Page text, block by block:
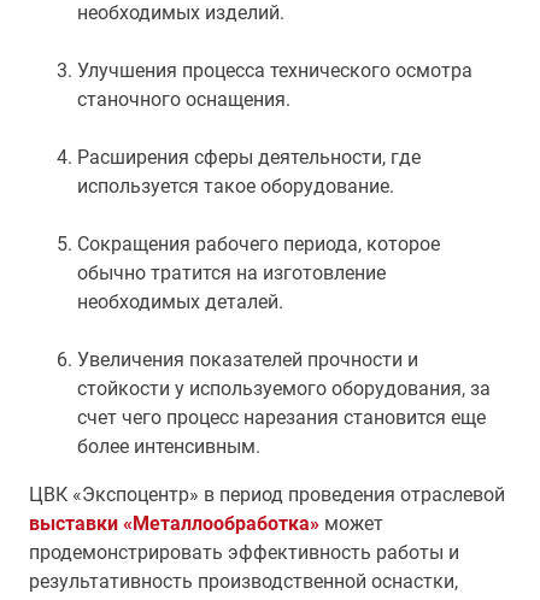
необходимых изделий.
Улучшения процесса технического осмотра
станочного оснащения.
Расширения сферы деятельности, где
используется такое оборудование.
Сокращения рабочего периода, которое
обычно тратится на изготовление
необходимых деталей.
Увеличения показателей прочности и
стойкости у используемого оборудования, за
счет чего процесс нарезания становится еще
более интенсивным.
ЦВК «Экспоцентр» в период проведения отраслевой
выставки «Металлообработка» может
продемонстрировать эффективность работы и
результативность производственной оснастки,